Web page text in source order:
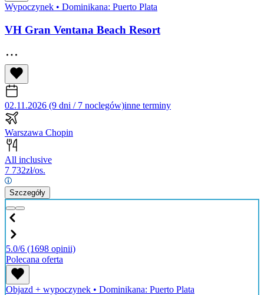
Wypoczynek • Dominikana: Puerto Plata
VH Gran Ventana Beach Resort
02.11.2026 (9 dni / 7 noclegów)inne terminy
Warszawa Chopin
All inclusive
7 732zł/os.
Szczegóły
5.0/6 (1698 opinii)
Polecana oferta
Objazd + wypoczynek • Dominikana: Puerto Plata